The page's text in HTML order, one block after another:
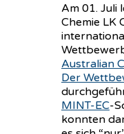
Am 01. Juli
Chemie LK
Australian
Der
MINT-EC-
konnten